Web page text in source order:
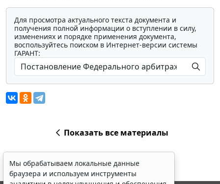
Для просмотра актуального текста документа и
получения полной информации о вступлении в силу,
изменениях и порядке применения документа,
воспользуйтесь поиском в Интернет-версии системы
ГАРАНТ:
Показать все материалы
Мы обрабатываем локальные данные
браузера и используем инструменты